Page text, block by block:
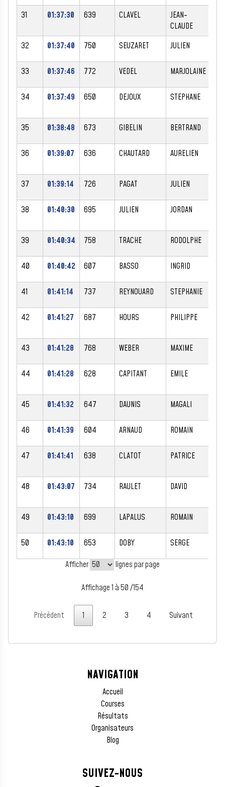
31 01:37:30 639 CLAVEL
JEAN-
CLAUDE
32 01:37:40 750 SEUZARET JULIEN
33 01:37:46 772 VEDEL MARJOLAINE
34 01:37:49 650 DEJOUX STEPHANE
35 01:38:48 673 GIBELIN BERTRAND
36 01:39:07 636 CHAUTARD AURELIEN
37 01:39:14 726 PAGAT JULIEN
38 01:40:30 695 JULIEN JORDAN
39 01:40:34 758 TRACHE RODOLPHE
40 01:40:42 607 BASSO INGRID
41 01:41:14 737 REYNOUARD STEPHANIE
42 01:41:27 687 HOURS PHILIPPE
43 01:41:28 768 WEBER MAXIME
44 01:41:28 628 CAPITANT EMILE
45 01:41:32 647 DAUNIS MAGALI
46 01:41:39 604 ARNAUD ROMAIN
47 01:41:41 638 CLATOT PATRICE
48 01:43:07 734 RAULET DAVID
49 01:43:10 699 LAPALUS ROMAIN
50 01:43:10 653 DOBY SERGE
Afficher
lignes par page
Affichage 1 à 50 /154
Précédent 1 2 3 4 Suivant
NAVIGATION
Accueil
Courses
Résultats
Organisateurs
Blog
SUIVEZ-NOUS